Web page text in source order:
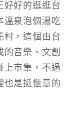
好好的逛逛台
溫泉泡個湯吃
村，這個由台
音樂、文創
上市集，不過
也是挺愜意的